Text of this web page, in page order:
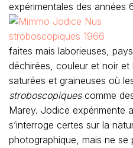
expérimentales des années
faites mais laborieuses,
déchirées, couleur et noir
saturées et graineuses où
stroboscopiquescomme
Marey. Jodice expérimente
s’interroge certes sur la
photographique, mais ne se